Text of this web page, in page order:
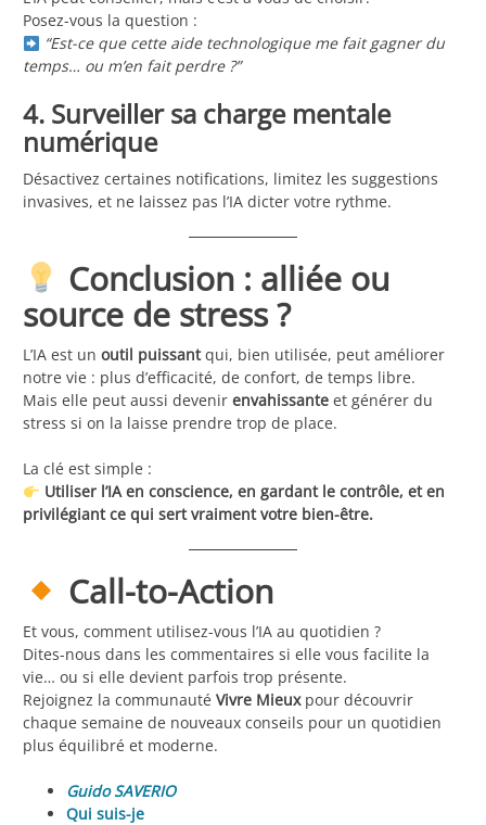
Posez-vous la question :
“Est-ce que cette aide technologique me fait gagner du
temps… ou m’en fait perdre ?”
4. Surveiller sa charge mentale
numérique
Désactivez certaines notifications, limitez les suggestions
invasives, et ne laissez pas l’IA dicter votre rythme.
Conclusion : alliée ou
source de stress ?
L’IA est un outil puissantqui, bien utilisée, peut améliorer
notre vie : plus d’efficacité, de confort, de temps libre.
Mais elle peut aussi devenir envahissante et générer du
stress si on la laisse prendre trop de place.
La clé est simple :
Utiliser l’IA en conscience, en gardant le contrôle, et en
privilégiant ce qui sert vraiment votre bien-être.
Call-to-Action
Et vous, comment utilisez-vous l’IA au quotidien ?
Dites-nous dans les commentaires si elle vous facilite la
vie… ou si elle devient parfois trop présente.
Rejoignez la communauté Vivre Mieuxpour découvrir
chaque semaine de nouveaux conseils pour un quotidien
plus équilibré et moderne.
Guido SAVERIO
Qui suis-je